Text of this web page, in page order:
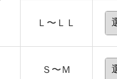
Ｌ〜ＬＬ
Ｓ〜Ｍ